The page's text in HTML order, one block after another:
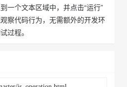
一个文本区域中，并点击“运行”
察代码行为，无需额外的开发环
过程。